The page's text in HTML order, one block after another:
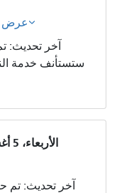
عرض
آخر تحديث:
ستستأنف خدمة
الأربعاء، 5 أغسطس 2026، الساعة 6:37:20 مساءً
آخر تحديث: تم